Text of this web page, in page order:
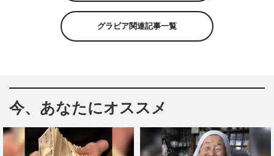
グラビア関連記事一覧
今、あなたにオススメ